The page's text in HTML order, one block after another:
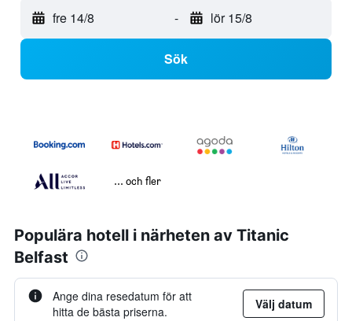
fre 14/8 - lör 15/8
Sök
... och fler
Populära hotell i närheten av Titanic
Belfast
Ange dina resedatum för att
hitta de bästa priserna.
Välj datum